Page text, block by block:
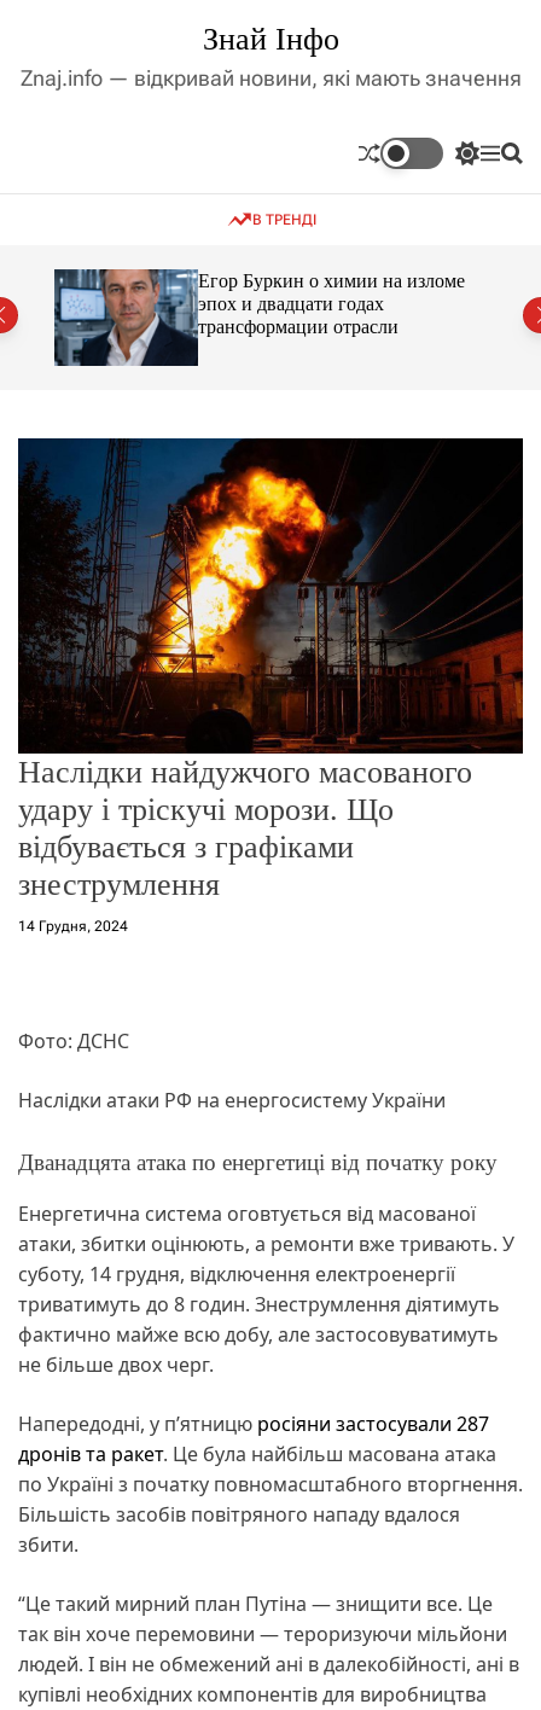
д
і
с
Знай Інфо
Znaj.info — відкривай новини, які мають значення
П
к
о
е
ж
и
м
у
М П
В ТРЕНДІ
Егор Буркин о химии на изломе
эпох и двадцати годах
трансформации отрасли
Наслідки найдужчого масованого
удару і тріскучі морози. Що
відбувається з графіками
знеструмлення
14 Грудня, 2024
Фото: ДСНС
Наслідки атаки РФ на енергосистему України
Дванадцята атака по енергетиці від початку року
Енергетична система оговтується від масованої
атаки, збитки оцінюють, а ремонти вже тривають. У
суботу, 14 грудня, відключення електроенергії
триватимуть до 8 годин. Знеструмлення діятимуть
фактично майже всю добу, але застосовуватимуть
не більше двох черг.
Напередодні, у п’ятницю росіяни застосували 287
дронів та ракет. Це була найбільш масована атака
по Україні з початку повномасштабного вторгнення.
Більшість засобів повітряного нападу вдалося
збити.
“Це такий мирний план Путіна — знищити все. Це
так він хоче перемовини — тероризуючи мільйони
людей. І він не обмежений ані в далекобійності, ані в
купівлі необхідних компонентів для виробництва